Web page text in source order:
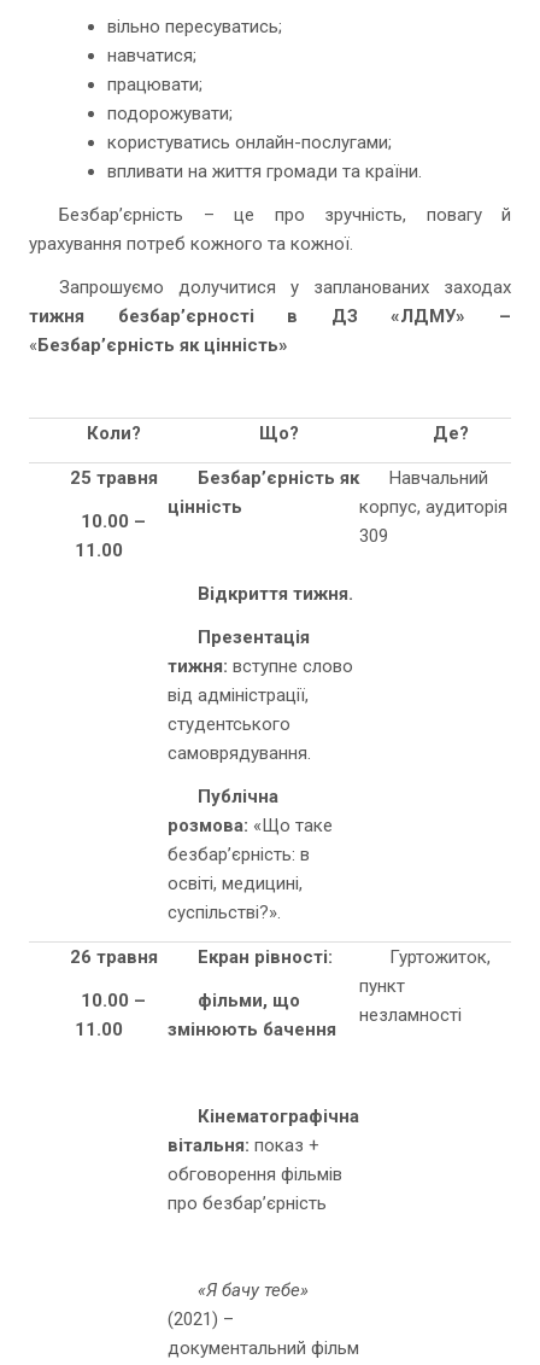
вільно пересуватись;
навчатися;
працювати;
подорожувати;
користуватись онлайн-послугами;
впливати на життя громади та країни.
Безбар’єрність – це про зручність, повагу й
урахування потреб кожного та кожної.
Запрошуємо долучитися у запланованих заходах
тижня безбар’єрності в ДЗ «ЛДМУ» –
«Безбар’єрність як цінність»
Коли? Що? Де?
25 травня
10.00 –
11.00
Безбар’єрність як
цінність
Відкриття тижня.
Презентація
тижня: вступне слово
від адміністрації,
студентського
самоврядування.
Публічна
розмова: «Що таке
безбар’єрність: в
освіті, медицині,
суспільстві?».
Навчальний
корпус, аудиторія
309
26 травня
10.00 –
11.00
Екран рівності:
фільми, що
змінюють бачення
Кінематографічна
вітальня: показ +
обговорення фільмів
про безбар’єрність
«Я бачу тебе»
(2021) –
документальний фільм
Гуртожиток,
пункт
незламності